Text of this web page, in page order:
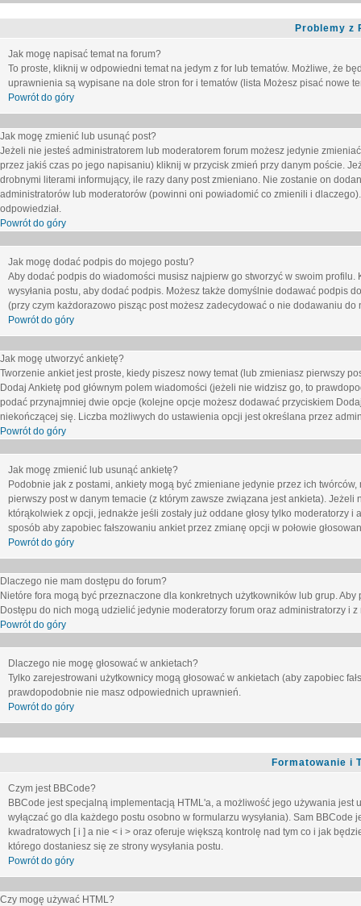
Problemy z
Jak mogę napisać temat na forum?
To proste, kliknij w odpowiedni temat na jedym z for lub tematów. Możliwe, że
uprawnienia są wypisane na dole stron for i tematów (lista Możesz pisać nowe
Powrót do góry
Jak mogę zmienić lub usunąć post?
Jeżeli nie jesteś administratorem lub moderatorem forum możesz jedynie
przez jakiś czas po jego napisaniu) kliknij w przycisk zmień przy danym poście.
drobnymi literami informujący, ile razy dany post zmieniano. Nie zostanie on
administratorów lub moderatorów (powinni oni powiadomić co zmienili i
odpowiedział.
Powrót do góry
Jak mogę dodać podpis do mojego postu?
Aby dodać podpis do wiadomości musisz najpierw go stworzyć w swoim
wysyłania postu, aby dodać podpis. Możesz także domyślnie dodawać podpis
(przy czym każdorazowo pisząc post możesz zadecydować o nie dodawaniu
Powrót do góry
Jak mogę utworzyć ankietę?
Tworzenie ankiet jest proste, kiedy piszesz nowy temat (lub zmieniasz pierwszy
Dodaj Ankietę pod głównym polem wiadomości (jeżeli nie widzisz go, to
podać przynajmniej dwie opcje (kolejne opcje możesz dodawać przyciskiem
niekończącej się. Liczba możliwych do ustawienia opcji jest określana przez
Powrót do góry
Jak mogę zmienić lub usunąć ankietę?
Podobnie jak z postami, ankiety mogą być zmieniane jedynie przez ich
pierwszy post w danym temacie (z którym zawsze związana jest ankieta).
którąkolwiek z opcji, jednakże jeśli zostały już oddane głosy tylko
sposób aby zapobiec fałszowaniu ankiet przez zmianę opcji w połowie
Powrót do góry
Dlaczego nie mam dostępu do forum?
Nietóre fora mogą być przeznaczone dla konkretnych użytkowników lub grup.
Dostępu do nich mogą udzielić jedynie moderatorzy forum oraz administratorzy i
Powrót do góry
Dlaczego nie mogę głosować w ankietach?
Tylko zarejestrowani użytkownicy mogą głosować w ankietach (aby zapobiec
prawdopodobnie nie masz odpowiednich uprawnień.
Powrót do góry
Formatowanie i
Czym jest BBCode?
BBCode jest specjalną implementacją HTML'a, a możliwość jego używania
wyłączać go dla każdego postu osobno w formularzu wysyłania). Sam
kwadratowych [ i ] a nie < i > oraz oferuje większą kontrolę nad tym co i jak
którego dostaniesz się ze strony wysyłania postu.
Powrót do góry
Czy mogę używać HTML?